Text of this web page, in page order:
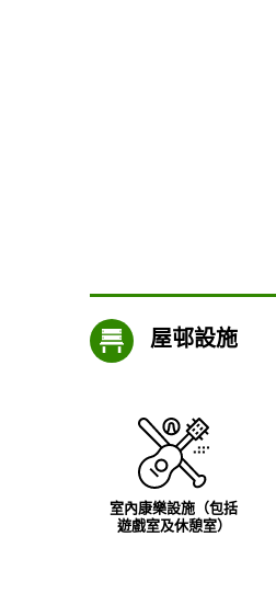
屋邨設施
室內康樂設施（包括
遊戲室及休憩室）